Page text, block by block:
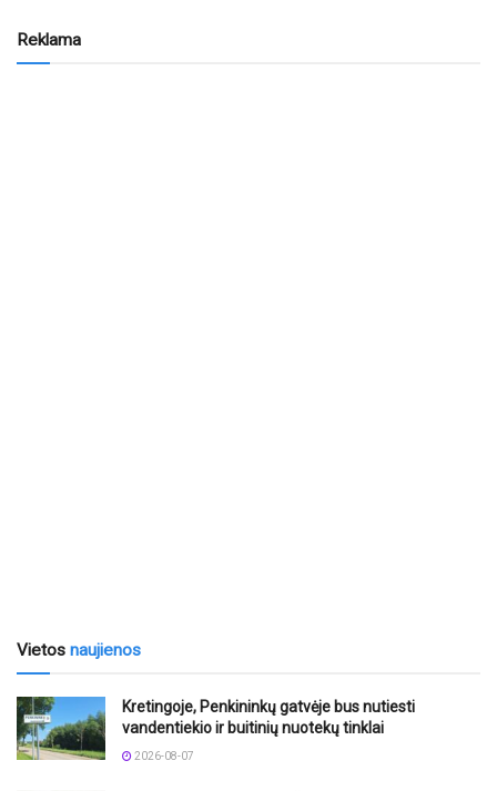
Reklama
Vietos naujienos
Kretingoje, Penkininkų gatvėje bus nutiesti
vandentiekio ir buitinių nuotekų tinklai
2026-08-07